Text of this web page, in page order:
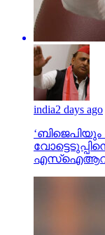
india2 days ago